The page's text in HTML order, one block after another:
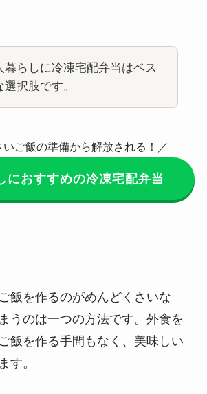
暮らしに冷凍宅配弁当はベス
選択肢です。
いご飯の準備から解放される！／
におすすめの冷凍宅配弁当
飯を作るのがめんどくさいな
うのは一つの方法です。外食を
飯を作る手間もなく、美味しい
す。